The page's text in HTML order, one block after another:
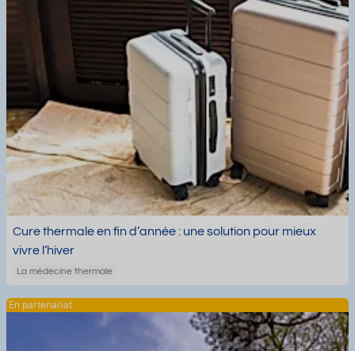
Cure thermale en fin d’année : une solution pour mieux
vivre l’hiver
La médecine thermale